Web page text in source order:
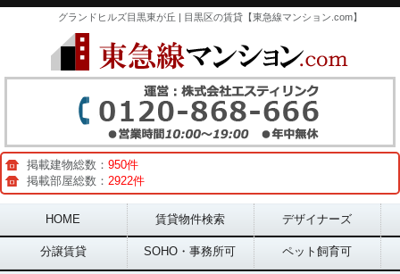
グランドヒルズ目黒東が丘 | 目黒区の賃貸【東急線マンション.com】
掲載建物総数： 950件
掲載部屋総数： 2922件
Main menu
HOME 賃貸物件検索 デザイナーズ
分譲賃貸 SOHO・事務所可 ペット飼育可